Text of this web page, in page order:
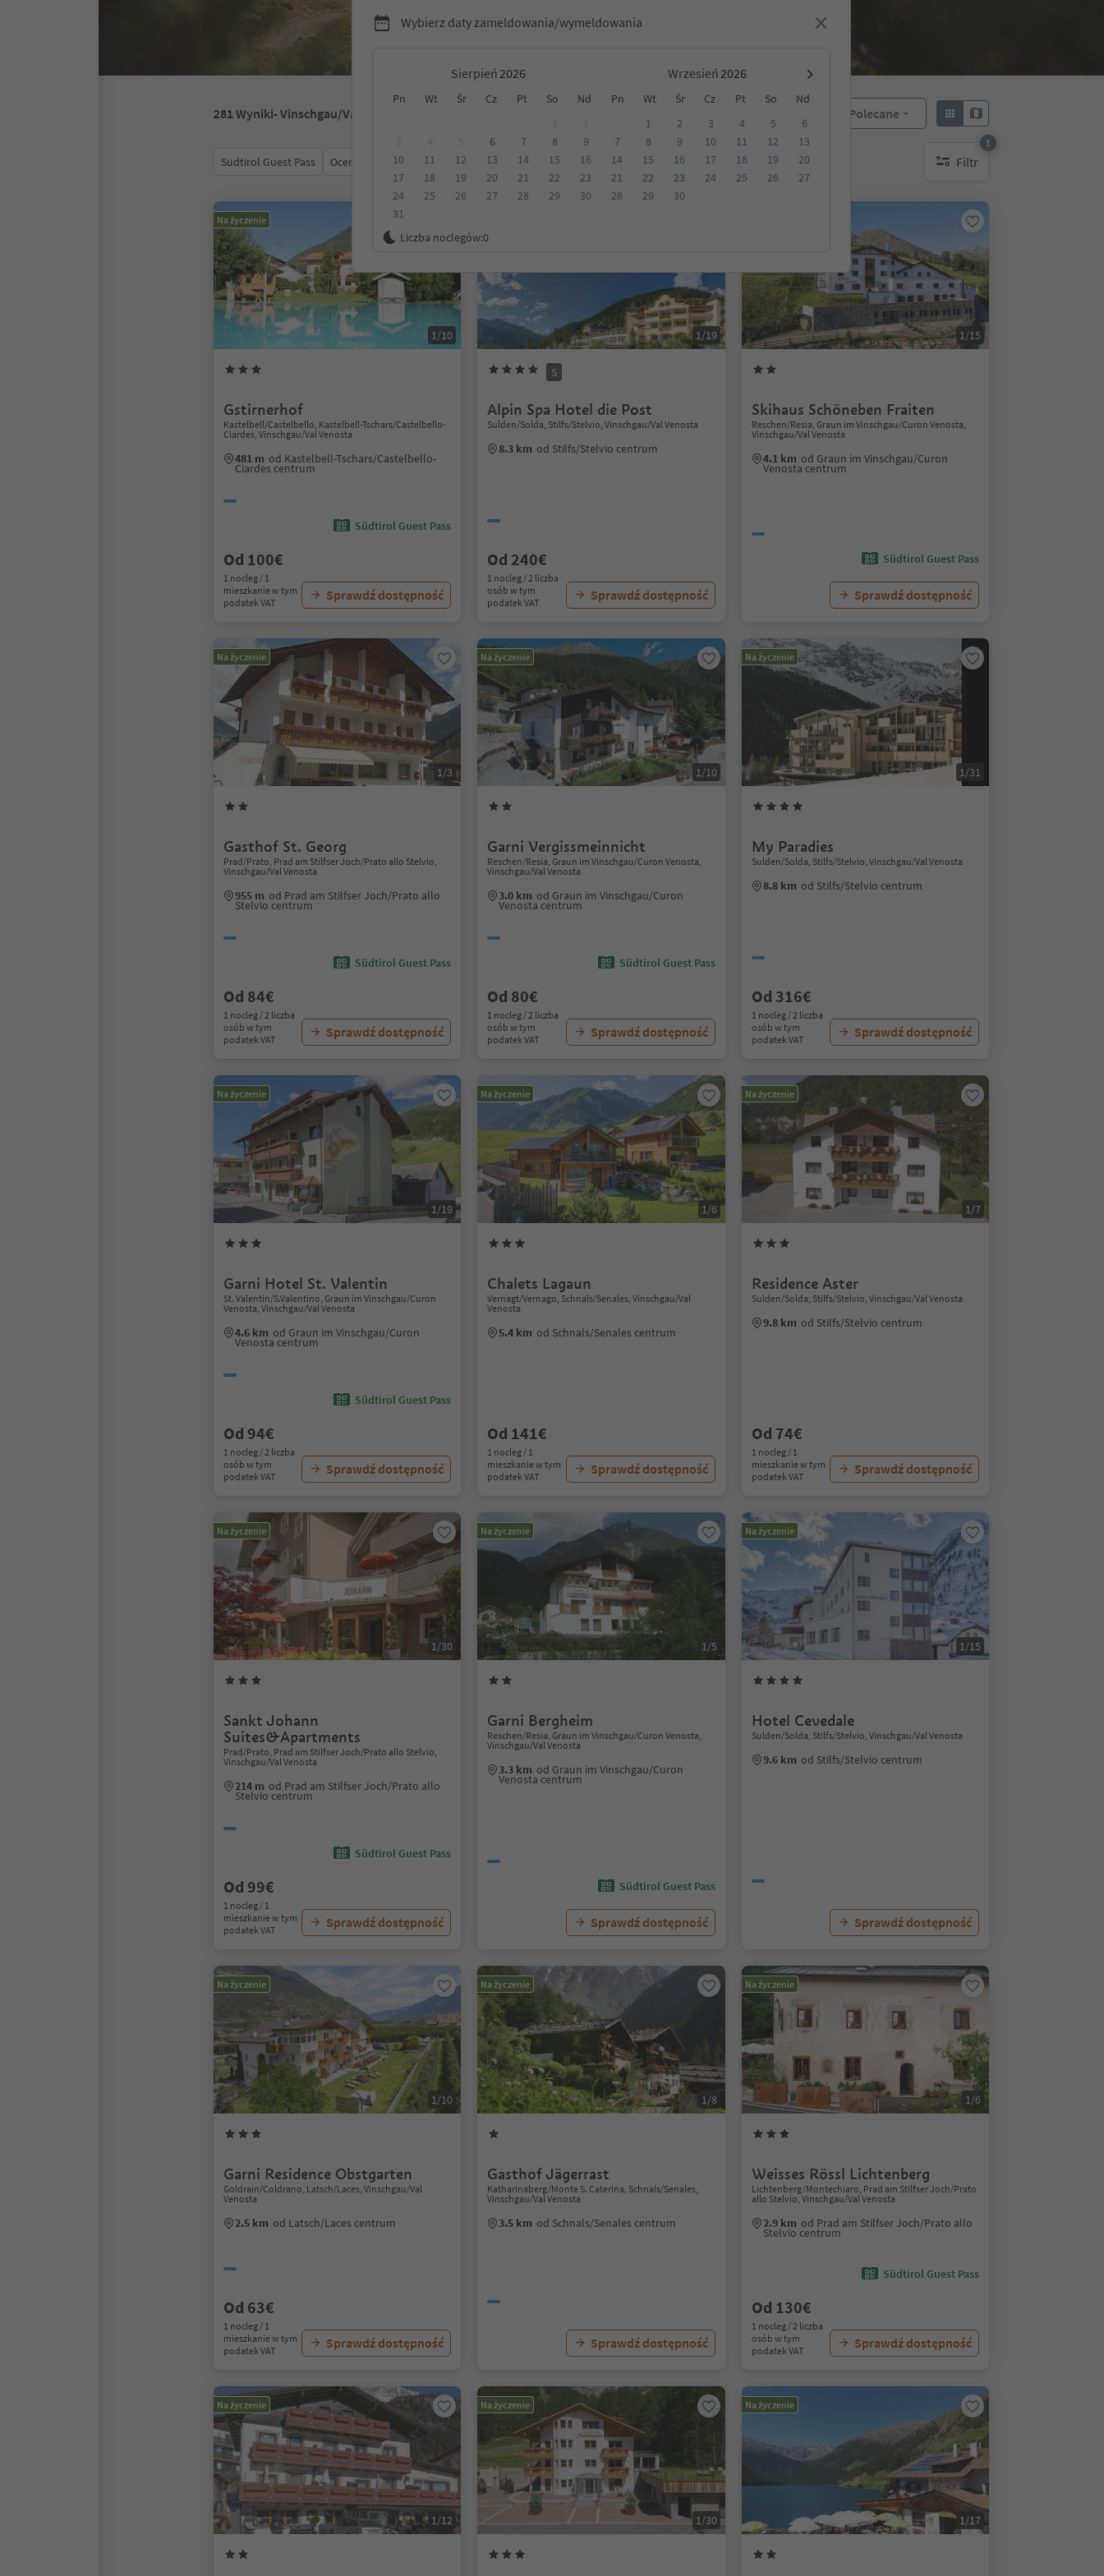
Wybierz daty zameldowania/wymeldowania
Sierpień Wrzesień
Pn Wt Śr Cz Pt So Nd Pn Wt Śr Cz Pt So
Nd
6 7 8
9
10
11 12 13 14 15
16
17
18 19 20 21 22
23
24
25 26 27 28 29
30
31
1 2 3 4 5
6
7
8 9 10 11 12
13
14
15 16 17 18 19
20
21
22 23 24 25 26
27
28
29 30
Liczba noclegów:0
281 Wyniki- Vinschgau/Val Venosta Polecane
Südtirol Guest Pass Ocena Kategoria Opcje wyżywienia Ekologiczne zakwaterowanie Filtr
1
1 aktywny filtr
Na życzenie
1/10
Gstirnerhof
Kastelbell/Castelbello, Kastelbell-Tschars/Castelbello-
Ciardes, Vinschgau/Val Venosta
481 m od Kastelbell-Tschars/Castelbello-
Ciardes centrum
Südtirol Guest Pass
Od 100€
1 nocleg / 1
mieszkanie w tym
podatek VAT
Sprawdź dostępność
1/19
S
Alpin Spa Hotel die Post
Sulden/Solda, Stilfs/Stelvio, Vinschgau/Val Venosta
8.3 km od Stilfs/Stelvio centrum
Od 240€
1 nocleg / 2 liczba
osób w tym
podatek VAT
Sprawdź dostępność
1/15
Skihaus Schöneben Fraiten
Reschen/Resia, Graun im Vinschgau/Curon Venosta,
Vinschgau/Val Venosta
4.1 km od Graun im Vinschgau/Curon
Venosta centrum
Südtirol Guest Pass
Sprawdź dostępność
Na życzenie
1/3
Gasthof St. Georg
Prad/Prato, Prad am Stilfser Joch/Prato allo Stelvio,
Vinschgau/Val Venosta
955 m od Prad am Stilfser Joch/Prato allo
Stelvio centrum
Südtirol Guest Pass
Od 84€
1 nocleg / 2 liczba
osób w tym
podatek VAT
Sprawdź dostępność
Na życzenie
1/10
Garni Vergissmeinnicht
Reschen/Resia, Graun im Vinschgau/Curon Venosta,
Vinschgau/Val Venosta
3.0 km od Graun im Vinschgau/Curon
Venosta centrum
Südtirol Guest Pass
Od 80€
1 nocleg / 2 liczba
osób w tym
podatek VAT
Sprawdź dostępność
Na życzenie
1/31
My Paradies
Sulden/Solda, Stilfs/Stelvio, Vinschgau/Val Venosta
8.8 km od Stilfs/Stelvio centrum
Od 316€
1 nocleg / 2 liczba
osób w tym
podatek VAT
Sprawdź dostępność
Na życzenie
1/19
Garni Hotel St. Valentin
St. Valentin/S.Valentino, Graun im Vinschgau/Curon
Venosta, Vinschgau/Val Venosta
4.6 km od Graun im Vinschgau/Curon
Venosta centrum
Südtirol Guest Pass
Od 94€
1 nocleg / 2 liczba
osób w tym
podatek VAT
Sprawdź dostępność
Na życzenie
1/6
Chalets Lagaun
Vernagt/Vernago, Schnals/Senales, Vinschgau/Val
Venosta
5.4 km od Schnals/Senales centrum
Od 141€
1 nocleg / 1
mieszkanie w tym
podatek VAT
Sprawdź dostępność
Na życzenie
1/7
Residence Aster
Sulden/Solda, Stilfs/Stelvio, Vinschgau/Val Venosta
9.8 km od Stilfs/Stelvio centrum
Od 74€
1 nocleg / 1
mieszkanie w tym
podatek VAT
Sprawdź dostępność
Na życzenie
1/30
Sankt Johann
Suites&Apartments
Prad/Prato, Prad am Stilfser Joch/Prato allo Stelvio,
Vinschgau/Val Venosta
214 m od Prad am Stilfser Joch/Prato allo
Stelvio centrum
Südtirol Guest Pass
Od 99€
1 nocleg / 1
mieszkanie w tym
podatek VAT
Sprawdź dostępność
Na życzenie
1/5
Garni Bergheim
Reschen/Resia, Graun im Vinschgau/Curon Venosta,
Vinschgau/Val Venosta
3.3 km od Graun im Vinschgau/Curon
Venosta centrum
Südtirol Guest Pass
Sprawdź dostępność
Na życzenie
1/15
Hotel Cevedale
Sulden/Solda, Stilfs/Stelvio, Vinschgau/Val Venosta
9.6 km od Stilfs/Stelvio centrum
Sprawdź dostępność
Na życzenie
1/10
Garni Residence Obstgarten
Goldrain/Coldrano, Latsch/Laces, Vinschgau/Val
Venosta
2.5 km od Latsch/Laces centrum
Od 63€
1 nocleg / 1
mieszkanie w tym
podatek VAT
Sprawdź dostępność
Na życzenie
1/8
Gasthof Jägerrast
Katharinaberg/Monte S. Caterina, Schnals/Senales,
Vinschgau/Val Venosta
3.5 km od Schnals/Senales centrum
Sprawdź dostępność
Na życzenie
1/6
Weisses Rössl Lichtenberg
Lichtenberg/Montechiaro, Prad am Stilfser Joch/Prato
allo Stelvio, Vinschgau/Val Venosta
2.9 km od Prad am Stilfser Joch/Prato allo
Stelvio centrum
Südtirol Guest Pass
Od 130€
1 nocleg / 2 liczba
osób w tym
podatek VAT
Sprawdź dostępność
Na życzenie
1/12
Na życzenie
1/30
Na życzenie
1/17